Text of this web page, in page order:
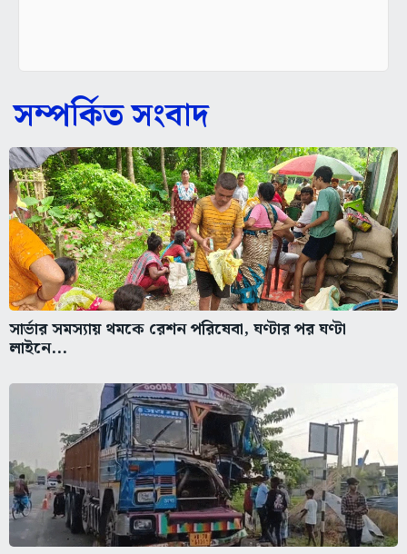
সম্পর্কিত সংবাদ
সার্ভার সমস্যায় থমকে রেশন পরিষেবা, ঘণ্টার পর ঘণ্টা
লাইনে...